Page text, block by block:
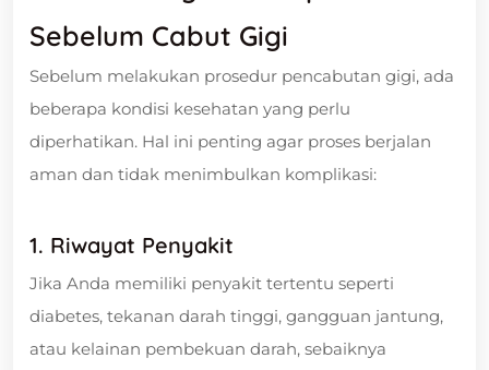
Sebelum Cabut Gigi
Sebelum melakukan prosedur pencabutan gigi, ada
beberapa kondisi kesehatan yang perlu
diperhatikan. Hal ini penting agar proses berjalan
aman dan tidak menimbulkan komplikasi:
1. Riwayat Penyakit
Jika Anda memiliki penyakit tertentu seperti
diabetes, tekanan darah tinggi, gangguan jantung,
atau kelainan pembekuan darah, sebaiknya